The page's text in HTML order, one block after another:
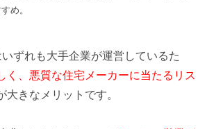
め。
ずれも大手企業が運営しているた
く、悪質な住宅メーカーに当たるリス
大きなメリットです。